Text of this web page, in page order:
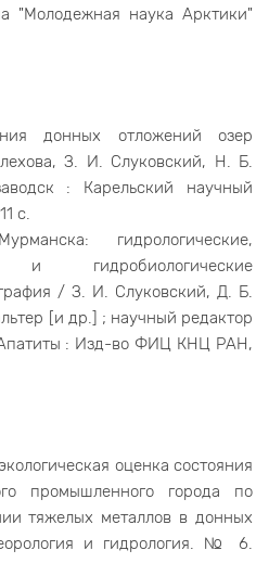
"Молодежная наука Арктики"
донных отложений озер
З. И. Слуковский, Н. Б.
: Карельский научный
с.
гидрологические,
и гидробиологические
/ З. И. Слуковский, Д. Б.
[и др.] ; научный редактор
: Изд-во ФИЦ КНЦ РАН,
оценка состояния
промышленного города по
тяжелых металлов в донных
и гидрология. № 6.